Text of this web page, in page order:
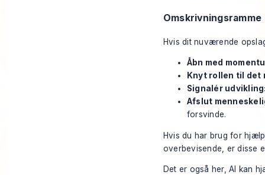
Omskrivningsramme
Hvis dit nuværende
Åbn med
Knyt rollen til det
Signalér
Afslut
forsvinde.
Hvis du har brug for
overbevisende, er disse
Det er også her, AI kan